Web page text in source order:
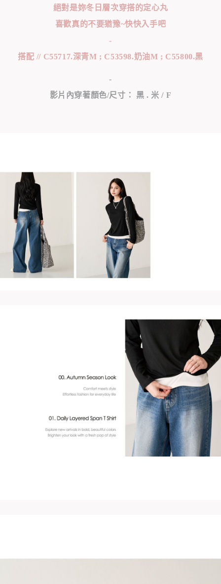
絕對是妳冬日層次穿搭的定心丸
喜歡真的不要猶豫~快快入手吧
-
搭配 // C55717.深青M ; C53598.奶油M ; C55800.黑
-
影片內穿著顏色/尺寸： 黑 . 米 / F